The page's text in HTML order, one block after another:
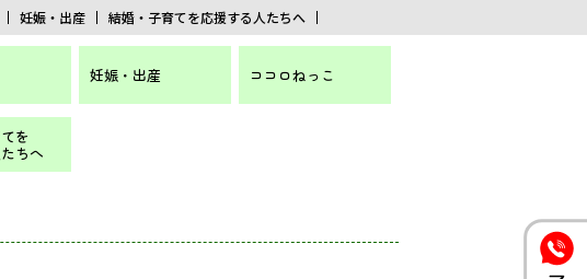
妊娠・出産 結婚・子育てを応援する人たちへ
妊娠・出産 ココロねっこ
を
ちへ